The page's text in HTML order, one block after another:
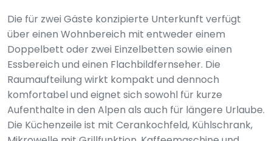
Die für zwei Gäste konzipierte Unterkunft verfügt
über einen Wohnbereich mit entweder einem
Doppelbett oder zwei Einzelbetten sowie einen
Essbereich und einen Flachbildfernseher. Die
Raumaufteilung wirkt kompakt und dennoch
komfortabel und eignet sich sowohl für kurze
Aufenthalte in den Alpen als auch für längere Urlaube.
Die Küchenzeile ist mit Cerankochfeld, Kühlschrank,